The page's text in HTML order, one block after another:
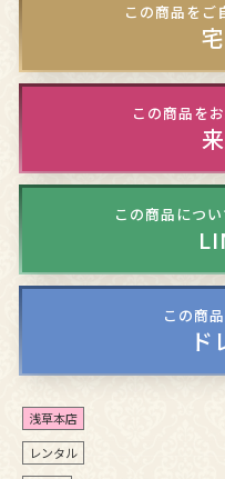
この商品をご
この商品を
この商品につ
この商
ド
浅草本店
レンタル